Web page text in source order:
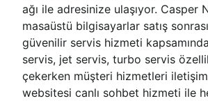
ağı ile adresinize ulaşıyor. Casper
masaüstü bilgisayarlar satış sonrası
güvenilir servis hizmeti
servis, jet servis, turbo servis
çekerken müşteri hizmetleri
websitesi canlı sohbet hizmeti ile